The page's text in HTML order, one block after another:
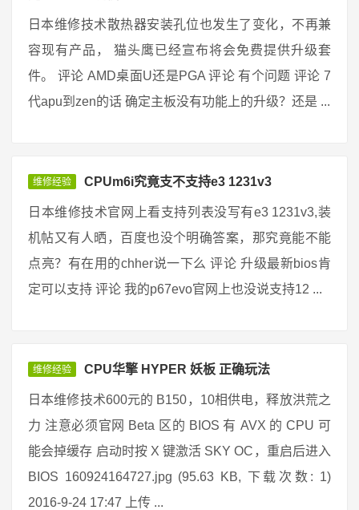
日本维修技术散热器安装孔位也发生了变化，不再兼
容现有产品， 猫头鹰已经宣布将会免费提供升级套
件。 评论 AMD桌面U还是PGA 评论 有个问题 评论 7
代apu到zen的话 确定主板没有功能上的升级？还是 ...
维修经验 CPUm6i究竟支不支持e3 1231v3
日本维修技术官网上看支持列表没写有e3 1231v3,装
机帖又有人晒，百度也没个明确答案，那究竟能不能
点亮？有在用的chher说一下么 评论 升级最新bios肯
定可以支持 评论 我的p67evo官网上也没说支持12 ...
维修经验 CPU华擎 HYPER 妖板 正确玩法
日本维修技术600元的 B150，10相供电，释放洪荒之
力 注意必须官网 Beta 区的 BIOS 有 AVX 的 CPU 可
能会掉缓存 启动时按 X 键激活 SKY OC，重启后进入
BIOS 160924164727.jpg (95.63 KB, 下载次数: 1)
2016-9-24 17:47 上传 ...